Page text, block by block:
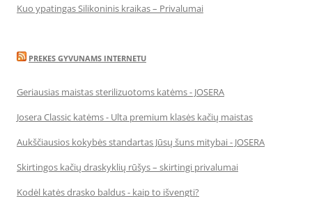
Kuo ypatingas Silikoninis kraikas – Privalumai
PREKES GYVUNAMS INTERNETU
Geriausias maistas sterilizuotoms katėms - JOSERA
Josera Classic katėms - Ulta premium klasės kačių maistas
Aukščiausios kokybės standartas Jūsų šuns mitybai - JOSERA
Skirtingos kačių draskyklių rūšys – skirtingi privalumai
Kodėl katės drasko baldus - kaip to išvengti?